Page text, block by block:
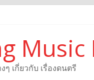
Music
เกี่ยวกับ เรื่องดนตรี